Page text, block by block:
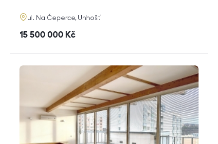
adresa
ul. Na Čeperce, Unhošť
cena
15 500 000 Kč